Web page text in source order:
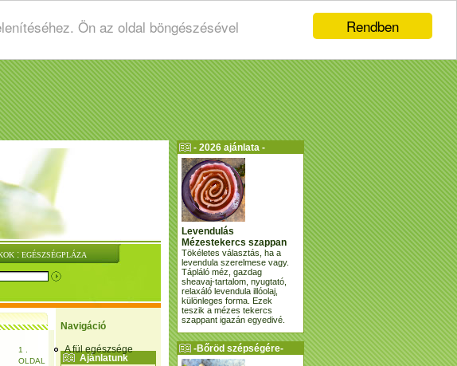
Rendben
Ön az oldal böngészésével
: EGÉSZSÉGPLÁZA
Navigáció
A fül egészsége
Ajánlatunk
1 .
OLDAL
- 2026 ajánlata -
Levendulás
Mézestekercs szappan
Tökéletes választás, ha a
levendula szerelmese vagy.
Tápláló méz, gazdag
sheavaj-tartalom, nyugtató,
relaxáló levendula illóolaj,
különleges forma. Ezek
teszik a mézes tekercs
szappant igazán egyedivé.
-Bőröd szépségére-